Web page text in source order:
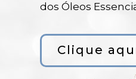
dos Óleos
Clique